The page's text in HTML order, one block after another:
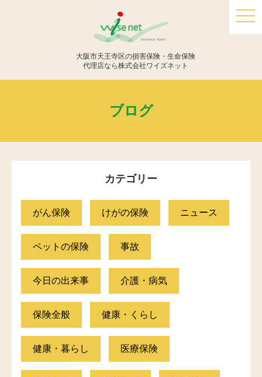
大阪市天王寺区の損害保険・生命保険
代理店なら株式会社ワイズネット
ブログ
カテゴリー
がん保険 けがの保険 ニュース
ペットの保険 事故
今日の出来事 介護・病気
保険全般 健康・くらし
健康・暮らし 医療保険